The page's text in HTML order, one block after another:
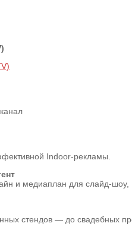
Indoor-рекламы.
и медиаплан для слайд-шоу,
стендов — до свадебных